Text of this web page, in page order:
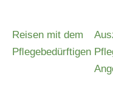
Reisen mit dem
Pﬂegebedürftigen